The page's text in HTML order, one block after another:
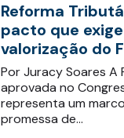
Reforma
pacto que
valorização do
Por Juracy Soares A
aprovada no
representa um
promessa de…